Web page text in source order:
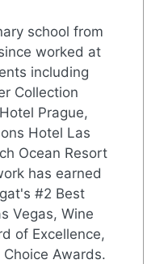
school from
worked at
including
Collection
Prague,
Hotel Las
Ocean Resort
has earned
#2 Best
Vegas, Wine
of Excellence,
Awards.